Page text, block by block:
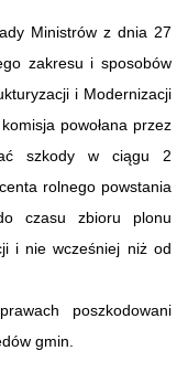
Ministrów z dnia 27
zakresu i sposobów
i Modernizacji
powołana przez
szkody w ciągu 2
rolnego powstania
czasu zbioru plonu
i nie wcześniej niż od
poszkodowani
gmin.